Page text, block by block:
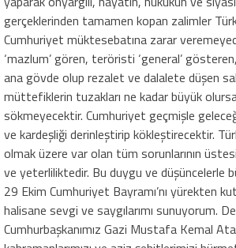
gerçeklerinden tamamen kopan zalimler
Cumhuriyet müktesebatına zarar
‘mazlum’ gören, teröristi ‘general’
ana gövde olup rezalet ve dalalete düşen
müttefiklerin tuzakları ne kadar büyük
sökmeyecektir. Cumhuriyet geçmişle
ve kardeşliği derinleştirip kökleştirecektir.
olmak üzere var olan tüm sorunlarının
ve yeterliliktedir. Bu duygu ve düşüncelerle
29 Ekim Cumhuriyet Bayramı’nı yürekten
halisane sevgi ve saygılarımı sunuyorum.
Cumhurbaşkanımız Gazi Mustafa Kemal